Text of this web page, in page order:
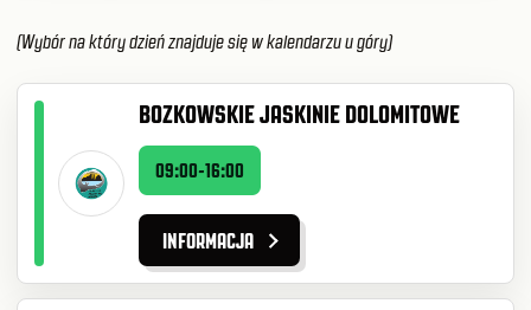
(Wybór na który dzień znajduje się w kalendarzu u góry)
BOZKOWSKIE JASKINIE DOLOMITOWE
09:00-16:00
INFORMACJA